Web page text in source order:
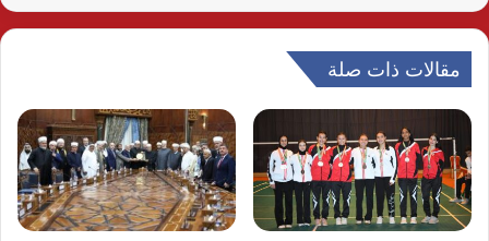
مقالات ذات صلة